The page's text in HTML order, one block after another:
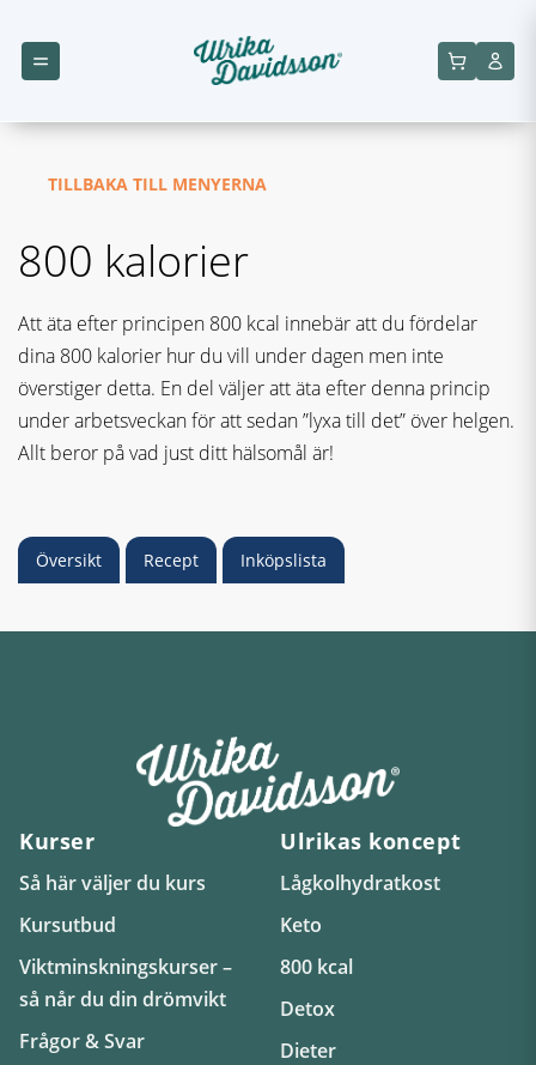
TILLBAKA TILL MENYERNA
800 kalorier
Att äta efter principen 800 kcal innebär att du fördelar
dina 800 kalorier hur du vill under dagen men inte
överstiger detta. En del väljer att äta efter denna princip
under arbetsveckan för att sedan ”lyxa till det” över helgen.
Allt beror på vad just ditt hälsomål är!
Översikt Recept Inköpslista
Kurser
Så här väljer du kurs
Kursutbud
Viktminskningskurser –
så når du din drömvikt
Frågor & Svar
Ulrikas koncept
Lågkolhydratkost
Keto
800 kcal
Detox
Dieter